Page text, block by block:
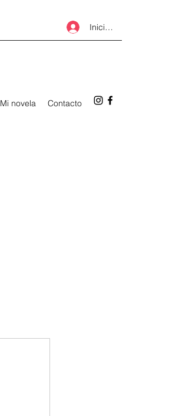
Iniciar sesión
Mi novela Contacto